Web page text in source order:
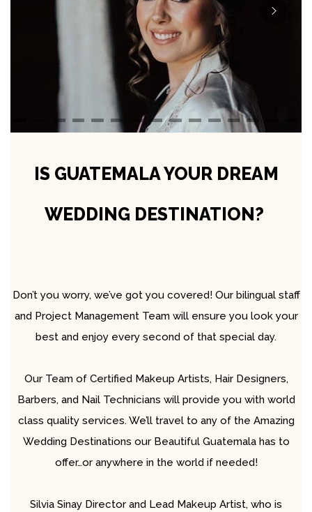
IS GUATEMALA YOUR DREAM
WEDDING DESTINATION?
Don’t you worry, we’ve got you covered! Our bilingual staff
and Project Management Team will ensure you look your
best and enjoy every second of that special day.
Our Team of Certified Makeup Artists, Hair Designers,
Barbers, and Nail Technicians will provide you with world
class quality services. We’ll travel to any of the Amazing
Wedding Destinations our Beautiful Guatemala has to
offer…or anywhere in the world if needed!
Silvia Sinay Director and Lead Makeup Artist, who is